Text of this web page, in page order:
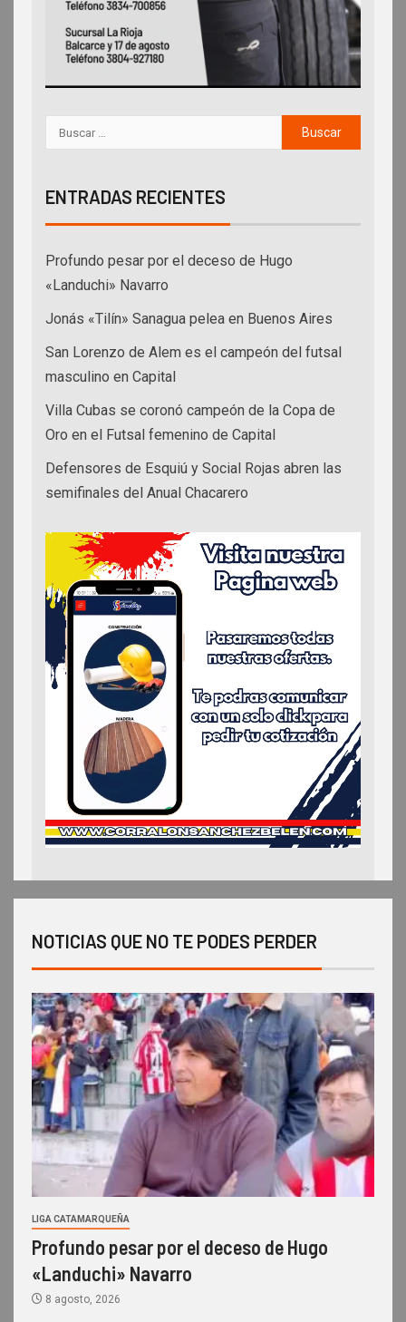
ENTRADAS RECIENTES
Profundo pesar por el deceso de Hugo
«Landuchi» Navarro
Jonás «Tilín» Sanagua pelea en Buenos Aires
San Lorenzo de Alem es el campeón del futsal
masculino en Capital
Villa Cubas se coronó campeón de la Copa de
Oro en el Futsal femenino de Capital
Defensores de Esquiú y Social Rojas abren las
semifinales del Anual Chacarero
NOTICIAS QUE NO TE PODES PERDER
LIGA CATAMARQUEÑA
Profundo pesar por el deceso de Hugo
«Landuchi» Navarro
8 agosto, 2026